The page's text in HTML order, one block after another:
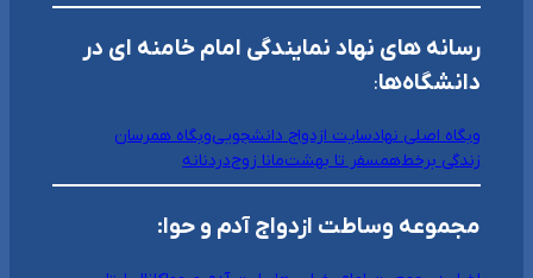
رسانه های نهاد نمایندگی امام خامنه ای در
دانشگاه‌ها:
وبگاه اصلی نهادسایت ازدواج دانشجوییوبگاه همرسان
زندگی برخطهمسفر تا بهشتمانا زوجدردنانه
مجموعه وساطت ازدواج آدم و حوا: